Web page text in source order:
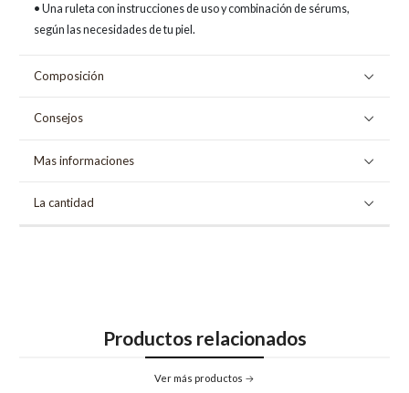
• Una ruleta con instrucciones de uso y combinación de sérums,
según las necesidades de tu piel.
Composición
Consejos
Mas informaciones
La cantidad
Productos relacionados
Ver más productos